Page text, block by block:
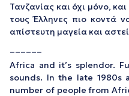
Τανζανίας και όχι μόνο,
τους Έλληνες πιο κοντά
απίστευτη μαγεία και
Africa and it’s splendor.
sounds. In the late 1980s
number of people from